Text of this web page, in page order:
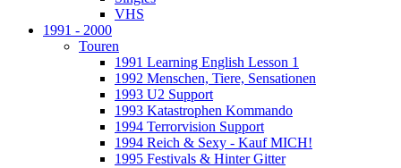
VHS
1991 - 2000
Touren
1991 Learning English Lesson 1
1992 Menschen, Tiere, Sensationen
1993 U2 Support
1993 Katastrophen Kommando
1994 Terrorvision Support
1994 Reich & Sexy - Kauf MICH!
1995 Festivals & Hinter Gitter